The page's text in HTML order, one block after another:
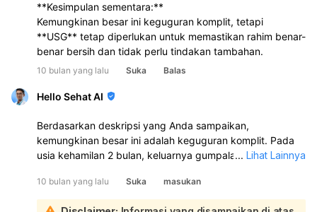
**Kesimpulan sementara:**
Kemungkinan besar ini keguguran komplit, tetapi
**USG** tetap diperlukan untuk memastikan rahim benar-
benar bersih dan tidak perlu tindakan tambahan.
10 bulan yang lalu Suka Balas
Hello Sehat AI
Berdasarkan deskripsi yang Anda sampaikan,
kemungkinan besar ini adalah keguguran komplit. Pada
usia kehamilan 2 bulan, keluarnya gumpalan darah, diikuti
kemudian perdarahan yang mereda, sangat sesuai
dengan ciri-ciri abortus komplit:
... Lihat Lainnya
10 bulan yang lalu Suka masukan